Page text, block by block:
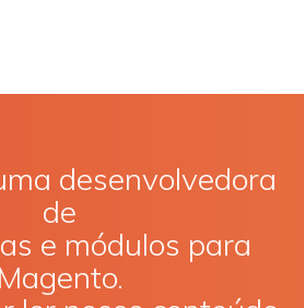
desenvolvedora
de
e módulos para
Magento.